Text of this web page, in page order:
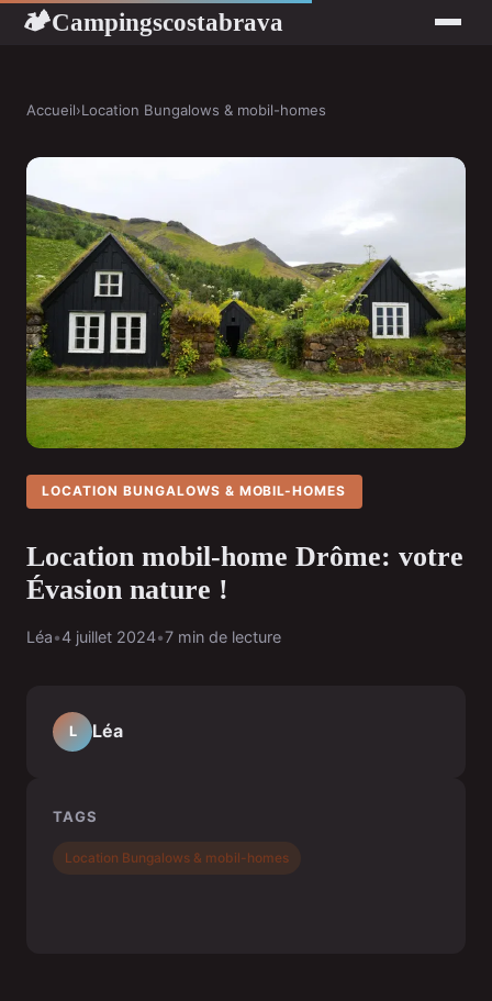
🏕Campingscostabrava
Accueil›Location Bungalows & mobil-homes
LOCATION BUNGALOWS & MOBIL-HOMES
Location mobil-home Drôme: votre
Évasion nature !
Léa•4 juillet 2024•7 min de lecture
L Léa
TAGS
Location Bungalows & mobil-homes